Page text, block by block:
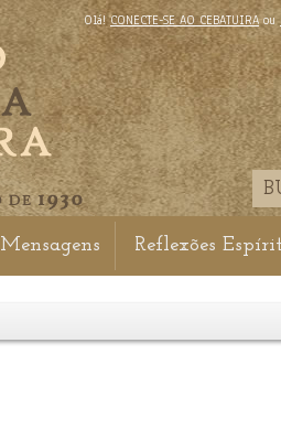
Olá!CONECTE-SE AO CEBATUIRAou
Mensagens Reflexões